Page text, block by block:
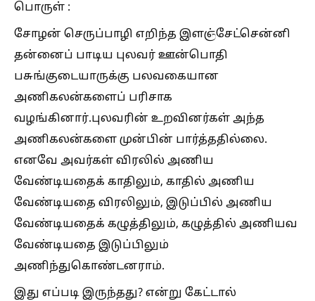
பொருள் :
சோழன் செருப்பாழி எறிந்த இளஞ்சேட்சென்னி
தன்னைப் பாடிய புலவர் ஊன்பொதி
பசுங்குடையாருக்கு பலவகையான
அணிகலன்களைப் பரிசாக
வழங்கினார்.புலவரின் உறவினர்கள் அந்த
அணிகலன்களை முன்பின் பார்த்ததில்லை.
எனவே அவர்கள் விரலில் அணிய
வேண்டியதைக் காதிலும், காதில் அணிய
வேண்டியதை விரலிலும், இடுப்பில் அணிய
வேண்டியதைக் கழுத்திலும், கழுத்தில் அணியவ
வேண்டியதை இடுப்பிலும்
அணிந்துகொண்டனராம்.
இது எப்படி இருந்தது? என்று கேட்டால்